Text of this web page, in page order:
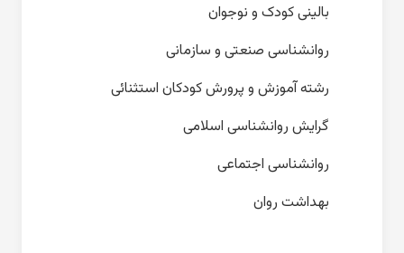
بالینی کودک و نوجوان
روانشناسی صنعتی و سازمانی
رشته آموزش و پرورش کودکان استثنائی
گرایش روانشناسی اسلامی
روانشناسی اجتماعی
بهداشت روان